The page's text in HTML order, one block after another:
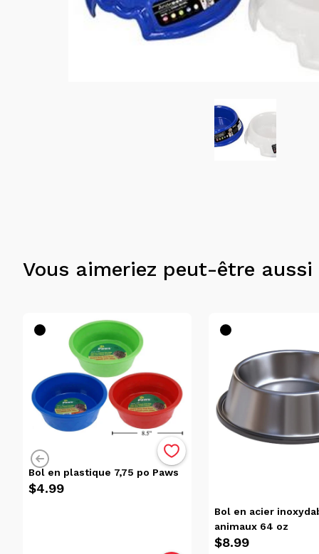
Vous aimeriez peut-être aussi
Bol en plastique 7,75 po Paws
$4.99
Bol en acier
animaux 64 oz
$8.99